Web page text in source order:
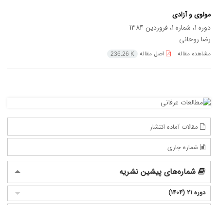
مولوی و آزادی
دوره 1، شماره 1، فروردین 1384
رضا روحانی
مشاهده مقاله اصل مقاله 236.26 K
مقالات آماده انتشار
شماره جاری
شماره‌های پیشین نشریه
دوره 21 (1404)